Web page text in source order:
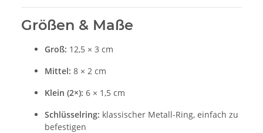
Größen & Maße
Groß: 12,5 × 3 cm
Mittel: 8 × 2 cm
Klein (2×): 6 × 1,5 cm
Schlüsselring: klassischer Metall-Ring, einfach zu
befestigen